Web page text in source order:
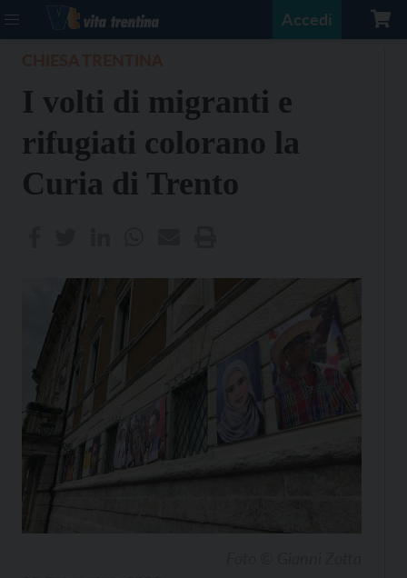
Accedi
I volti di migranti e
rifugiati colorano la
Curia di Trento